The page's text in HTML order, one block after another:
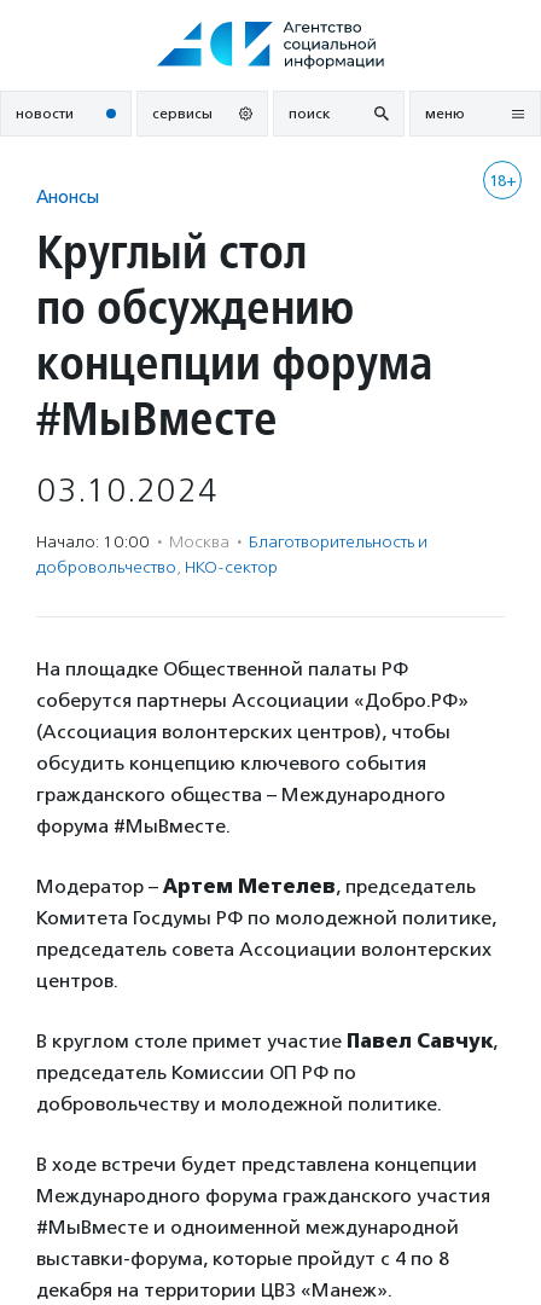
новости сервисы поиск меню
18+
Анонсы
Круглый стол
по обсуждению
концепции форума
#МыВместе
03.10.2024
Начало: 10:00 · Москва · Благотвори­тель­ность и
доброволь­чест­во, НКО-сектор
На площадке Общественной палаты РФ
соберутся партнеры Ассоциации «Добро.РФ»
(Ассоциация волонтерских центров), чтобы
обсудить концепцию ключевого события
гражданского общества – Международного
форума #МыВместе.
Модератор – Артем Метелев, председатель
Комитета Госдумы РФ по молодежной политике,
председатель совета Ассоциации волонтерских
центров.
В круглом столе примет участие Павел Савчук,
председатель Комиссии ОП РФ по
добровольчеству и молодежной политике.
В ходе встречи будет представлена концепции
Международного форума гражданского участия
#МыВместе и одноименной международной
выставки-форума, которые пройдут с 4 по 8
декабря на территории ЦВЗ «Манеж».